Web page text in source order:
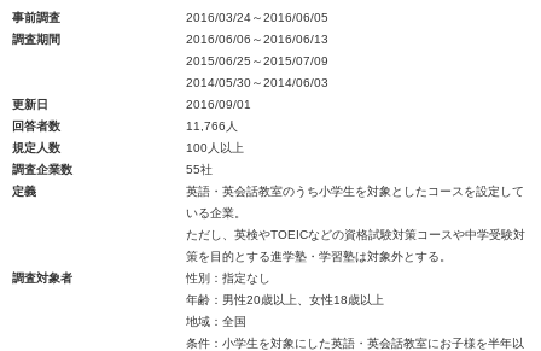
事前調査
2016/03/24～2016/06/05
調査期間
2016/06/06～2016/06/13
2015/06/25～2015/07/09
2014/05/30～2014/06/03
更新日
2016/09/01
回答者数
11,766人
規定人数
100人以上
調査企業数
55社
定義
英語・英会話教室のうち小学生を対象としたコースを設定して
いる企業。
ただし、英検やTOEICなどの資格試験対策コースや中学受験対
策を目的とする進学塾・学習塾は対象外とする。
調査対象者
性別：指定なし
年齢：男性20歳以上、女性18歳以上
地域：全国
条件：小学生を対象にした英語・英会話教室にお子様を半年以